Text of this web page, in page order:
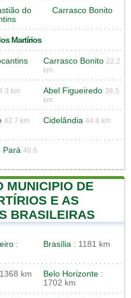
do
Carrasco Bonito
Martírios
Carrasco Bonito 22.2
km
km Abel Figueiredo 38.5
km
42.7 km Cidelândia 44.6 km
Pará 46.6
MUNICIPIO DE
E AS
BRASILEIRAS
:
Brasília : 1181 km
km Belo Horizonte :
1702 km